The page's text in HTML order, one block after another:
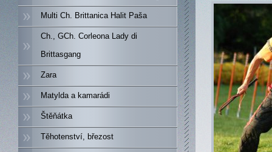
Multi Ch. Brittanica Halit Paša
Ch., GCh. Corleona Lady di
Brittasgang
Zara
Matylda a kamarádi
Štěňátka
Těhotenství, březost